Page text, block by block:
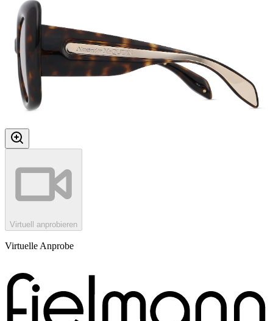
Virtuell anprobieren
Virtuelle Anprobe